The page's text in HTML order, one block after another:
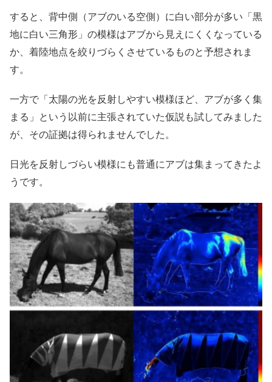
すると、背中側（アブのいる空側）に白い部分が多い「黒
地に白い三角形」の模様はアブから見えにくくなっている
か、着陸地点を絞りづらくさせているものと予想されま
す。
一方で「太陽の光を反射しやすい模様ほど、アブが多く集
まる」という以前に主張されていた仮説も試してみました
が、その証拠は得られませんでした。
日光を反射しづらい模様にも普通にアブは集まってきたよ
うです。